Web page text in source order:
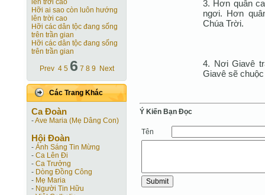
lên trời cao
Hỡi ai sao còn luôn hướng
lên trời cao
Hỡi các dân tộc đang sống
trên trần gian
Hỡi các dân tộc đang sống
trên trần gian
Prev 4 5 6 7 8 9 Next
Các Trang Khác
Ca Ðoàn
-Ave Maria (Mẹ Dâng Con)
Hội Ðoàn
- Ánh Sáng Tin Mừng
- Ca Lên Đi
- Ca Trưởng
- Dòng Đồng Công
- Mẹ Maria
- Người Tin Hữu
3. Hơn quân
ngơi. Hơn
Chúa Trời.
4. Nơi Giavê
Giavê sẽ
Ý Kiến Bạn Ðọc
Tên